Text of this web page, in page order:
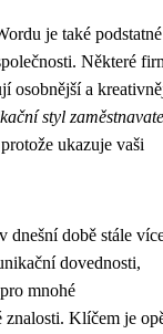
je také podstatné
Některé
osobnější a
styl
ukazuje vaši
dnešní době stále
dovednosti,
mnohé
znalosti. Klíčem je